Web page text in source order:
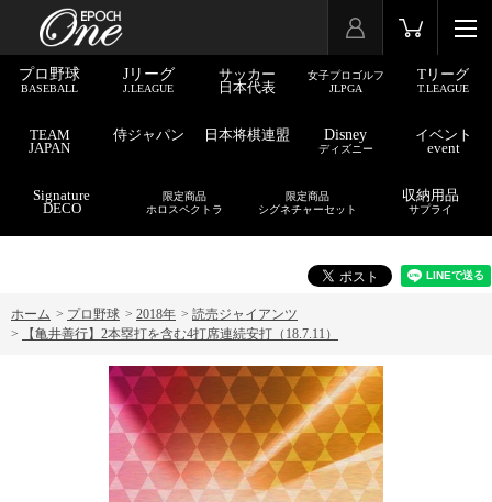
プロ野球
BASEBALL
Jリーグ
J.LEAGUE
サッカー
日本代表
女子プロゴルフ
JLPGA
Tリーグ
T.LEAGUE
TEAM
JAPAN
侍ジャパン 日本将棋連盟 Disney
ディズニー
イベント
event
Signature
DECO
限定商品
ホロスペクトラ
限定商品
シグネチャーセット
収納用品
サプライ
ホーム > プロ野球 > 2018年 > 読売ジャイアンツ
>
【亀井善行】2本塁打を含む4打席連続安打（18.7.11）